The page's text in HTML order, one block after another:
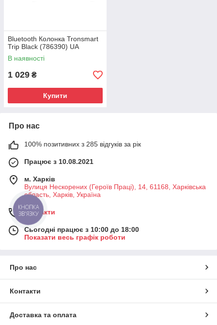
Bluetooth Колонка Tronsmart
Trip Black (786390) UA
В наявності
1 029 ₴
Купити
Про нас
100% позитивних з 285 відгуків за рік
Працює з 10.08.2021
м. Харків
Вулиця Нескорених (Героїв Праці), 14, 61168, Харківська
область, Харків, Україна
Контакти
Сьогодні працює з 10:00 до 18:00
Показати весь графік роботи
Про нас
Контакти
Доставка та оплата
КНОПКА
ЗВ'ЯЗКУ